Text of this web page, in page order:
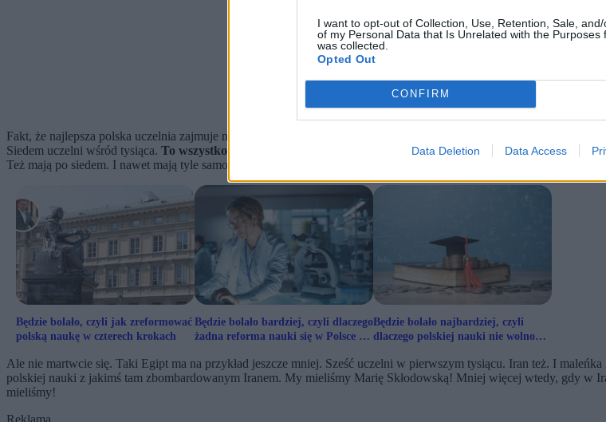
I want to opt-out of Collection, Use, Retention, Sale,
of my Personal Data that Is Unrelated with the Purposes
was collected.
Opted Out
CONFIRM
Data Deletion Data Access
Fakt, że najlepsza polska uczelnia zajmuje miejsce w piątej setce światowego rankingu, a w pierwszym tysiącu
Siedem uczelni wśród tysiąca. To wszystko, na co stać 37-milionowy kraj w środku Europy.
Wiecie Państwo,
Też mają po siedem. I nawet mają tyle samo mieszkańców, co Polska. Wszystkie razem.
Będzie bolało, czyli jak zreformować
polską naukę w czterech krokach
Będzie bolało bardziej, czyli dlaczego
żadna reforma nauki się w Polsce nie
Będzie bolało najbardziej, czyli
dlaczego polskiej nauki nie wolno
Ale nie martwcie się. Taki Egipt ma na przykład jeszcze mniej. Sześć uczelni w pierwszym tysiącu. Iran też. I
polskiej nauki z jakimś tam zbombardowanym Iranem. My mieliśmy Marię Skłodowską! Mniej więcej wtedy, gdy w
mieliśmy!